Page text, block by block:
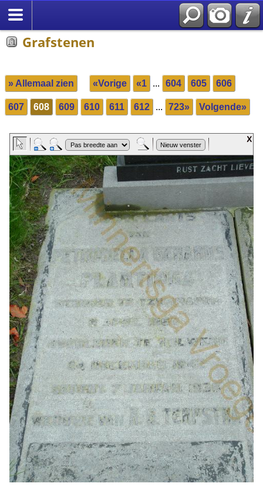
Grafstenen
» Allemaal zien «Vorige «1 ... 604 605 606
607 608 609 610 611 612 ... 723» Volgende»